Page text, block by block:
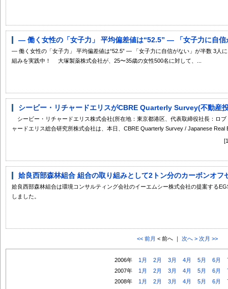
― 働く女性の「女子力」 平均偏差値は“52.5” ― 「女子力に自信
― 働く女性の「女子力」 平均偏差値は“52.5” ― 「女子力に自信がない」が半数 3人
組みを実践中！ 大塚製薬株式会社が、25〜35歳の女性500名に対して、...
シービー・リチャードエリスがCBRE Quarterly Survey(不動産
シービー・リチャードエリス株式会社(所在地：東京都港区、代表取締役社長：ロ
ャードエリス総合研究所株式会社は、本日、CBRE Quarterly Survey / Japanese Real
姶良西部森林組合 組合の取り組みとして2トン分のカーボンオフ
姶良西部森林組合は環境コンサルティング会社のイーエムシー株式会社の提案する
しました。
<< 前月 < 前へ ｜ 次へ > 次月 >>
2006年 1月 2月 3月 4月 5月 6月
2007年
1月 2月 3月 4月 5月 6月
2008年
1月 2月 3月 4月 5月 6月